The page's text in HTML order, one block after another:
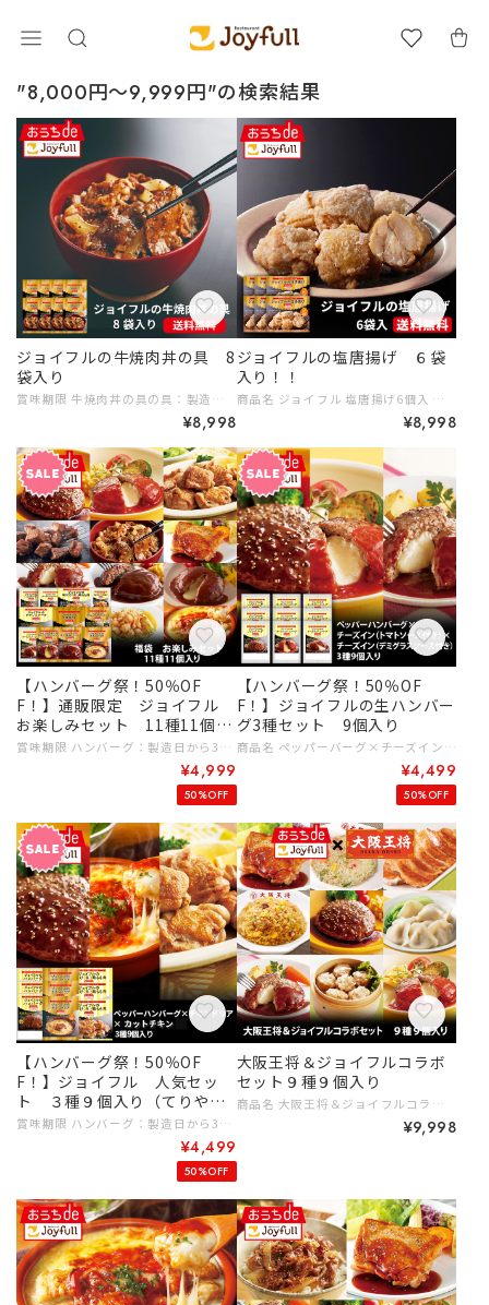
"8,000円～9,999円"の検索結果
ジョイフルの牛焼肉丼の具 8
袋入り
賞味期限 牛焼肉丼の具の具：製造日から365日 内容量 （焼肉丼の具90ｇ ペッパー1ｇ）×8個 保存方法 −１８℃以下で保存 原材料 牛肉（アメリカ産）、たれ（みりん風調味料、植物性たん白加水分解物、しょうゆ、ソテーオニオン、水あめ、砂糖、醸造酢、チキンエキス、ポークエキス、昆布エキス、ガーリックソテー、植物油脂、生姜ペースト）、たまねぎ（中国産）、しょうゆ、砂糖、みりん、醸造調味料、水あめ、香辛料／加工デンプン、増粘剤（加工デンプン）、調味料（アミノ酸等）、カラメル色素、焼成Ca、甘味料（甘草）、カンゾウ抽出物、（一部に小麦・牛肉・大豆・鶏肉・豚肉を含む） 【ペッパー】ブラックペッパー アレルギー 小麦・牛肉・大豆・鶏肉・豚肉 # 8,000円～9,999円 # 簡単調理 # レンジ調理
¥8,998
ジョイフルの塩唐揚げ ６袋
入り！！
商品名 ジョイフル 塩唐揚げ6個入 賞味期限 製造日から547日（賞味期限が3カ月以上の物を発送致します） 内容量 ジョイフルの塩唐揚げ250ｇ×6袋 保存方法 －１８℃以下で保存 販売者名 株式会社ジョイフル 原材料 鶏肉、食塩、香辛料、小麦粉、植物油脂、脱脂粉乳、卵白粉末、衣（デンプン、植物油脂、小麦粉、食塩、米粉、卵黄粉末）、揚げ油（大豆油）／加工デンプン、リン酸塩（Ｎａ）、調味料（アミノ酸）、増粘剤（グァーガム）、香辛料抽出物 アレルギー 小麦・卵・乳成分・大豆・鶏肉 # 8,000円～9,999円 # 簡単調理 # レンジ調理
¥8,998
【ハンバーグ祭！50％OF
F！】通販限定 ジョイフル
お楽しみセット 11種11個入
り
賞味期限 ハンバーグ：製造日から310日 サイコロステーキ、チキンドリア、鶏もも肉、牛焼肉丼の具：製造日から365日 なんこつ唐揚げ：製造日から364日 直火焼きハンバーグ：製造日から548日 内容量 ジョイフルの牛焼肉丼の具（牛焼肉丼の具90g、ペッパー1ｇ）×1個 ジョイフルのチキンステーキ206ｇ （チキンステーキ180gてりやきソース25ｇペッパー1ｇ）×1個 ジョイフルハンバーグてりやきソースペッパー付き146g（ハンバーグ120gてりやきソース25ｇペッパー1ｇ）×1個 ジョイフルチーズインハンバーグトマトソース付き155g（ハンバーグ120gトマトソース35ｇ）×1個 ジョイフルチーズインハンバーグ デミグラスソース付き145ｇ（ハンバーグ120g （うちチーズは10ｇ） デミグラスソース25g） ×1個 直火焼きハンバーグ140ｇ（ハンバーグ100g デミグラスソース40g）×1個 直火焼きチーズインハンバーグ 140g(ハンバーグ100ｇ デミグラスソース40ｇ）×1個 サイコロステーキ146ｇ（サイコロ120ｇ、てりやきソース25ｇ、ペッパー１ｇ）×1個 チキンドリア210g×1個 味付け〈生〉鶏もも肉300g×1個 鶏のなんこつ唐揚げ120g×1個 保存方法 −１８℃以下で保存 # 8,000円～9,999円 # ご家族みんなで # ギフトに
¥4,999
50%OFF
【ハンバーグ祭！50％OF
F！】ジョイフルの生ハンバー
グ3種セット 9個入り
商品名 ペッパーバーグ×チーズイントマト×チーズインデミ 3種類9個入り 賞味期限 製造日から310日 内容量 ジョイフルハンバーグてりやきソースペッパー付き146g（ハンバーグ120gソース25ｇペッパー1ｇ）×3個 ジョイフルチーズインハンバーグトマトソース付き155g（ハンバーグ120gソース35ｇ）×3個 ジョイフルチーズインハンバーグ デミグラスソース付き145ｇ（ハンバーグ120g （うちチーズは10ｇ） デミグラスソース25g）×3個 保存方法 －１８℃以下で保存 製造者名 株式会社ジョイフル 原材料 商品名：ペッパーハンバーグ 【ハンバーグ】牛肉(オーストラリア又はニュージーランド又はその他)、たまねぎ、つなぎ(卵、パン粉)、牛脂、乳糖、しょうゆ、食塩、香辛料/調味料(有機酸等)、甘味料(甘草)、カンゾウ抽出物、（一部に小麦・卵・乳成分・牛肉・大豆を含む） 【別添ソース】みりん風調味料、植物性たん白加水分解物、しょうゆ、ソテーオニオン、水飴、砂糖、醸造酢、チキンエキス、ポークエキス、昆布エキス、ガーリックソテー、植物油脂、しょうが/増粘剤(加工デンプン)、調味料(アミノ酸等)、カラメル色素、甘味料(甘草)、カンゾウ抽出物、（一部に小麦・大豆・鶏肉・豚肉を含む） 【別添ペッパー】ブラックペッパー 商品名：チーズインハンバーグトマトソース付き 【ハンバーグ】牛肉（オーストラリア）、ソテーオニオン、つなぎ（卵、パン粉）、乳等を主要原料とする食品、食塩、香辛料、乳糖/調味料（アミノ酸等）、乳化剤、酢酸Na、クチナシ色素、香料、カンゾウ抽出物（一部に小麦・卵・乳成分・牛肉・大豆を含む） 【別添ソース】トマト、みりん風調味料、トマトピューレ、水飴、ソテーオニオン、フライドガーリック、ビーフコンソメ、食塩、ガーリックソテー、植物油脂、香辛料/調味料(アミノ酸等)、増粘剤(加工デンプン)、カラメル色素、カンゾウ抽出物、（一部に小麦・乳成分・牛肉・ゼラチン・大豆・鶏肉・豚肉を含む） 商品名：デミハンバーグ 【ハンバーグ】牛肉（オーストラリア又はニュージーランド又はその他）、たまねぎ、つなぎ（卵、パン粉）、牛脂、乳糖、しょうゆ、食塩、香辛料/調味料（有機酸等）、甘味料（甘草）、カンゾウ抽出物、（一部に小麦・卵・乳成分・牛肉・大豆を含む） 【デミグラスソース】グレービーソース（トマトペースト、糖類（砂糖、水飴）、ブラウンルゥ、還元水飴、ワイン、その他）、トマトケチャップ、オニオンルゥ、しょうゆ、果実酒、砂糖、ビーフベースト、デミグラスソース、食塩、乳等を主要原料とする食品、ガーリックソテー/調味料（アミノ酸等）、カラメル色素、甘味料（甘草）、香料、カンゾウ抽出物、（一部に小麦・乳成分・牛肉・大豆・豚肉を含む） アレルギー 商品名：ペッパーハンバーグ 【ハンバーグ】小麦・卵・乳成分・牛肉・大豆 【 別添ソース】小麦・大豆・鶏肉・豚肉 商品名：チーズインハンバーグトマトソース付き 【ハンバーグ】小麦・卵・乳成分・牛肉・大豆 【別添ソース】小麦・乳成分・牛肉・ゼラチン・大豆・鶏肉・豚肉 商品名：チーズインハンバーグ デミグラスソース付き 【ハンバーグ】小麦・卵・乳成分・牛肉・大豆 【 別添ソース】小麦・牛肉・乳成分・大豆・豚肉 # 8,000円～9,999円 # ご家族みんなで # ギフトに
¥4,499
50%OFF
【ハンバーグ祭！50％OF
F！】ジョイフル 人気セッ
ト ３種９個入り（てりやき
ペッパーハンバーグ、カット
チキン、チキンドリア）
賞味期限 ハンバーグ：製造日から310日 チキンドリア、カットチキン：製造日から365日 内容量 ジョイフルハンバーグてりやきソースペッパー付き146g（ハンバーグ120gてりやきソース25ｇペッパー1ｇ）×3個 味付け[生]鶏もも肉300g×3袋 チキンドリア210g×3個 保存方法 −１８℃以下で保存 # 8,000円～9,999円 # ご家族みんなで
¥4,499
50%OFF
大阪王将＆ジョイフルコラボ
セット９種９個入り
商品名 大阪王将＆ジョイフルコラボセット9種9個入り 賞味期限 直火炒めチャーハン、エビ塩チャーハン、餃子、水餃子、焼売：60日以上 ハンバーグ：製造日から310日 チキンステーキ：製造日から365日 内容量 直火炒めチャーハン200ｇ×1個 エビ塩チャーハン210ｇ×1個 羽根つき餃子296ｇ（たれ２ｇ×２個付き）×1個 水餃子270ｇ×1個 大粒肉焼売240ｇ×1個 ジョイフルのチキンステーキ206ｇ （チキンステーキ180gてりやきソース25ｇペッパー1ｇ）×1個 ジョイフルハンバーグてりやきソースペッパー付き146g（ハンバーグ120gてりやきソース25ｇペッパー1ｇ）×1個 ジョイフルチーズインハンバーグトマトソース付き155g（ハンバーグ120gトマトソース35ｇ）×1個 ジョイフルチーズインハンバーグ デミグラスソース付き145ｇ（ハンバーグ120g （うちチーズは10ｇ） デミグラスソース25g）×1個 保存方法 －１８℃以下で保存 アレルギー 商品名：直火炒めチャーハン 小麦・卵・乳成分 商品名：エビ塩チャーハン えび・小麦・卵・大豆・鶏肉 商品名：羽根つき餃子 小麦・乳成分 商品名：水餃子 小麦 商品名：大粒肉焼売 小麦・卵・乳成分 商品名：チキンステーキ 【チキン】小麦・鶏肉 【てりやきソース】小麦・大豆・鶏肉・豚肉 商品名：ペッパーハンバーグ 【ハンバーグ】小麦・卵・乳成分・牛肉・大豆 【 別添ソース】小麦・大豆・鶏肉・豚肉 商品名：チーズインハンバーグトマトソース付き 【ハンバーグ】小麦・卵・乳成分・牛肉・大豆 【別添ソース】小麦・乳成分・牛肉・ゼラチン・大豆・鶏肉・豚肉 商品名：チーズインハンバーグ デミグラスソース付き 【ハンバーグ】小麦・卵・乳成分・牛肉・大豆 【 別添ソース】小麦・大豆・鶏肉・豚肉 # 8,000円～9,999円 # ご家族みんなで # ギフトに
¥9,998